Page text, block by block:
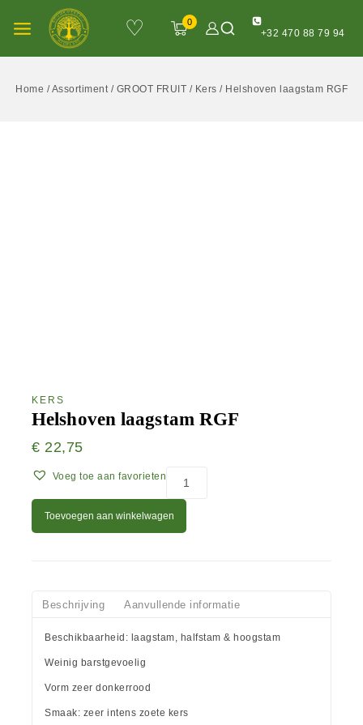
♡ 0
+32 470 88 79 94
Home / Assortiment / GROOT FRUIT / Kers / Helshoven laagstam RGF
KERS
Helshoven laagstam RGF
€ 22,75
Voeg toe aan favorieten
Toevoegen aan winkelwagen
Beschrijving Aanvullende informatie
Beschikbaarheid: laagstam, halfstam & hoogstam
Weinig barstgevoelig
Vorm zeer donkerrood
Smaak: zeer intens zoete kers